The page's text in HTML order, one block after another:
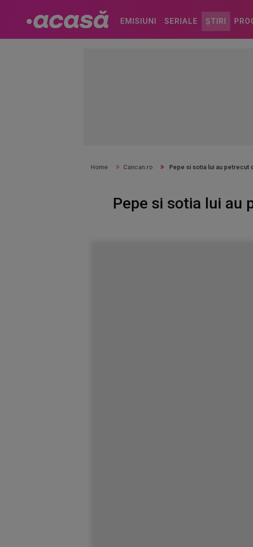
EMISIUNI SERIALE ȘTIRI
Home Cancan.ro Pepe si sotia lui au petrecut
Pepe si sotia lui au